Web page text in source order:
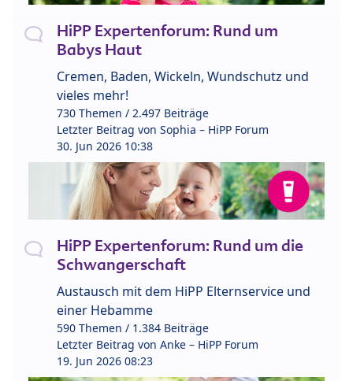
HiPP Expertenforum: Rund um
Babys Haut
Cremen, Baden, Wickeln, Wundschutz und
vieles mehr!
730 Themen / 2.497 Beiträge
Letzter Beitrag von Sophia – HiPP Forum
30. Jun 2026 10:38
HiPP Expertenforum: Rund um die
Schwangerschaft
Austausch mit dem HiPP Elternservice und
einer Hebamme
590 Themen / 1.384 Beiträge
Letzter Beitrag von Anke – HiPP Forum
19. Jun 2026 08:23